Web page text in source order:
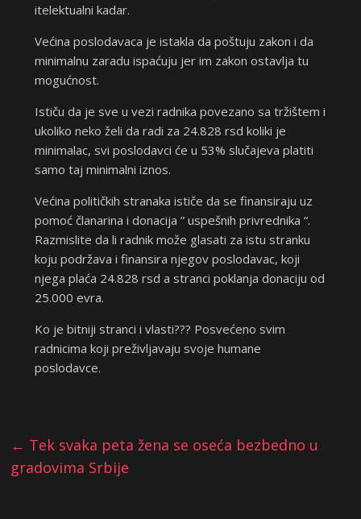
itelektualni kadar.
Većina poslodavaca je istakla da poštuju zakon i da
minimalnu zaradu ispaćuju jer im zakon ostavlja tu
mogućnost.
Ističu da je sve u vezi radnika povezano sa tržištem i
ukoliko neko želi da radi za 24.828 rsd koliki je
minimalac, svi poslodavci će u 53% slučajeva platiti
samo taj minimalni iznos.
Većina političkih stranaka ističe da se finansiraju uz
pomoć članarina i donacija ” uspešnih privrednika “.
Razmislite da li radnik može glasati za istu stranku
koju podržava i finansira njegov poslodavac, koji
njega plaća 24.828 rsd a stranci poklanja donaciju od
25.000 evra.
Ko je bitniji stranci i vlasti??? Posvećeno svim
radnicima koji preživljavaju svoje humane
poslodavce.
← Tek svaka peta žena se oseća bezbedno u
gradovima Srbije